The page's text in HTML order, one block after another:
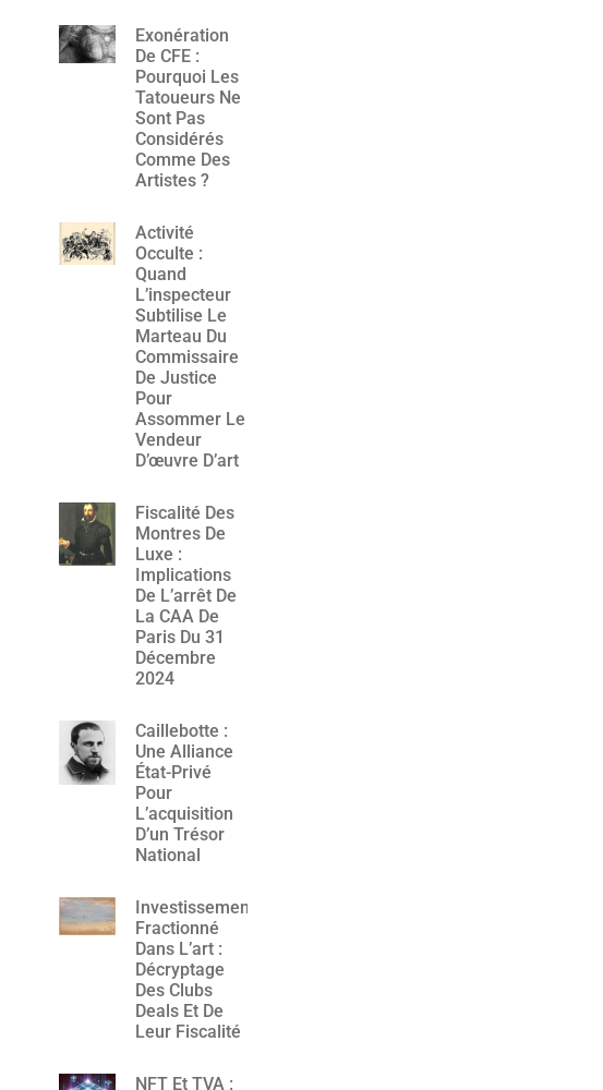
Exonération
De CFE :
Pourquoi Les
Tatoueurs Ne
Sont Pas
Considérés
Comme Des
Artistes ?
Activité
Occulte :
Quand
L’inspecteur
Subtilise Le
Marteau Du
Commissaire
De Justice
Pour
Assommer Le
Vendeur
D’œuvre D’art
Fiscalité Des
Montres De
Luxe :
Implications
De L’arrêt De
La CAA De
Paris Du 31
Décembre
2024
Caillebotte :
Une Alliance
État-Privé
Pour
L’acquisition
D’un Trésor
National
Investissement
Fractionné
Dans L’art :
Décryptage
Des Clubs
Deals Et De
Leur Fiscalité
NFT Et TVA :